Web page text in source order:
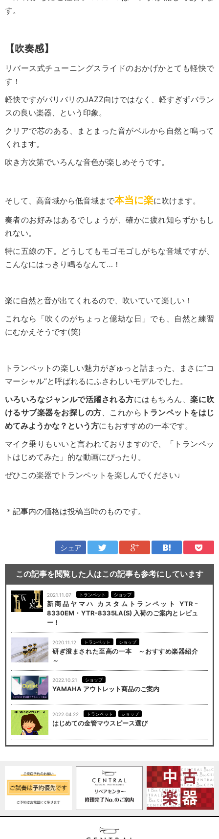
す。
【吹奏感】
リバース式チューニングスライドのおかげかとても軽快で
す！
軽快ですがバリバリのJAZZ向けではなく、軽すぎずバラン
スの良い楽器、という印象。
クリアで芯のある、まとまった音がベルから自然と鳴って
くれます。
吹き方次第でいろんな音色が楽しめそうです。
そして、高音域から低音域まで本当に楽に吹けます。
奏者のお好みはあるでしょうが、確かに疲れ知らずかもし
れない。
特に五線の下。どうしてもモゴモゴしがちな音域ですが、
こんなにはっきり鳴るなんて…！
楽に自然と音が出てくれるので、吹いていて楽しい！
これなら「吹くのがちょっと億劫な日」でも、自然と練習
にむかえそうです(笑)
トランペットの楽しい魅力がぎゅっと詰まった、まさに”コ
マーシャル”と呼ばれるにふさわしいモデルでした。
いろいろなジャンルで活躍される方にはもちろん、楽に吹
けるサブ楽器をお探しの方、これから トランペットをはじ
めてみようかな？という方にもおすすめの一本です。
マイク乗りもいいと言われておりますので、「トランペッ
トはじめてみた」的な動画にぴったり。
ぜひこの楽器でトランペットを楽しんでください♩
＊記事内の価格は投稿当時のものです。
シェア
この記事を閲覧した人はこの記事も参考にしています
2021.11.07 トランペット ショップ
新商品ヤマハ カスタムトランペット YTRｰ
8330EM・YTR-8335LA(S) 入荷のご案内とレビュ
ー！
2020.11.12 トランペット ショップ
研ぎ澄まされた至高の一本 ～おすすめ楽器紹介
～
2022.10.21 ショップ
YAMAHA アウトレット商品のご案内
2022.04.22 トランペット ショップ
はじめての金管マウスピース選び